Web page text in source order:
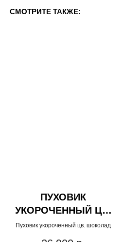
СМОТРИТЕ ТАКЖЕ:
ПУХОВИК
УКОРОЧЕННЫЙ ЦВ.
ШОКОЛАД
Пуховик укороченный цв. шоколад